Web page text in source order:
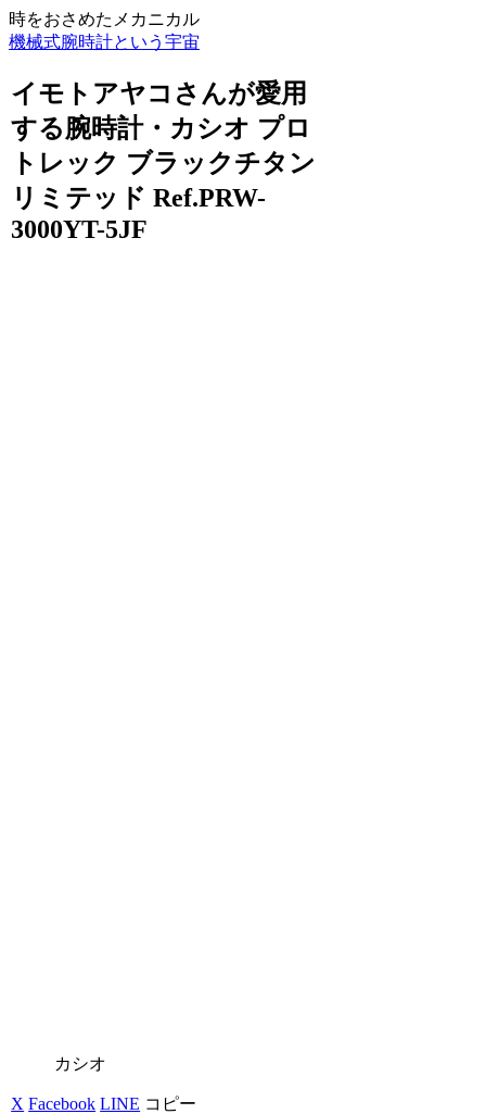
時をおさめたメカニカル
機械式腕時計という宇宙
イモトアヤコさんが愛用
する腕時計・カシオ プロ
トレック ブラックチタン
リミテッド Ref.PRW-
3000YT-5JF
カシオ
X Facebook LINE コピー